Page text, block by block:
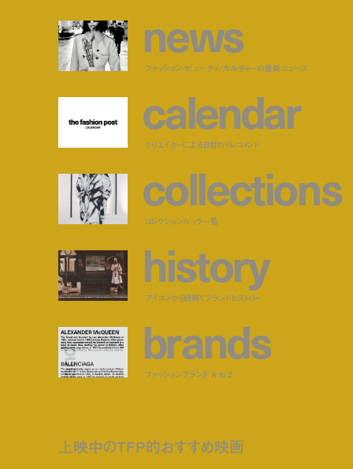
news
ファッション/ビューティ/カルチャーの最新ニュース
calendar
クリエイターによる日替わりレコメンド
collections
コレクションルック一覧
history
アイコンから紐解くブランドヒストリー
brands
ファッションブランド A to Z
上映中のTFP的おすすめ映画